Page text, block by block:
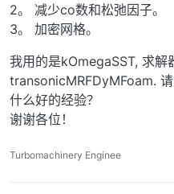
2。 减少co数和松弛因子。
3。 加密网格。
我用的是kOmegaSST, 求解
transonicMRFDyMFoam.
什么好的经验？
谢谢各位！
Turbomachinery Enginee